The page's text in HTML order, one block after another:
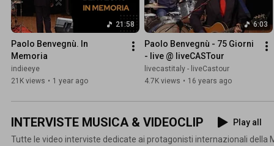
21:58
Paolo Benvegnù. In
Memoria
indieeye
21K views • 1 year ago
6:03
Paolo Benvegnù - 75 Giorni
- live @ liveCASTour
livecastitaly - liveCastour
4.7K views • 16 years ago
INTERVISTE MUSICA & VIDEOCLIP
Play all
Tutte le video interviste dedicate ai protagonisti internazionali della